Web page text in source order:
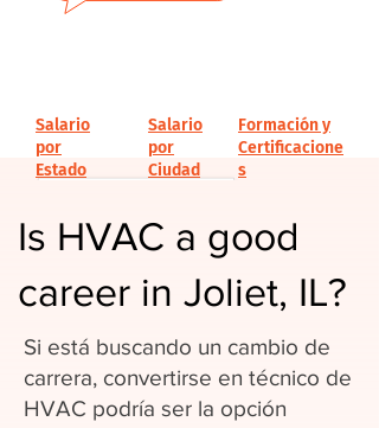
Is HVAC a good
career in Joliet, IL?
Si está buscando un cambio de
carrera, convertirse en técnico de
HVAC podría ser la opción
Salario
por
Estado
Salario
por
Ciudad
Formación y
Certificacione
s